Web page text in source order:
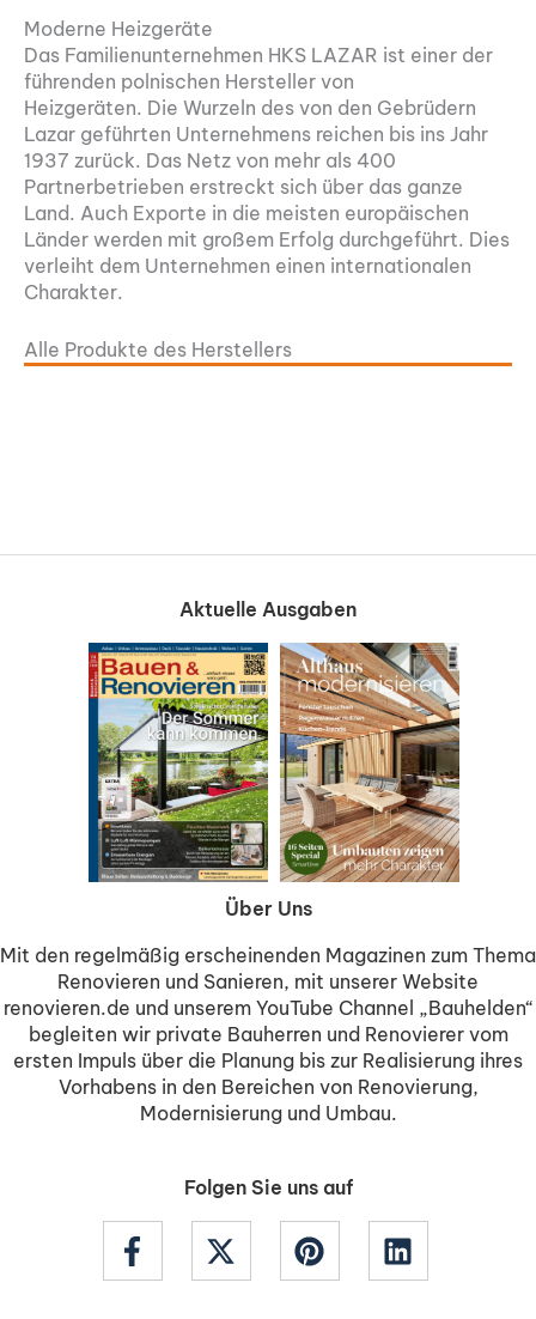
Moderne Heizgeräte
Das Familienunternehmen HKS LAZAR ist einer der
führenden polnischen Hersteller von
Heizgeräten. Die Wurzeln des von den Gebrüdern
Lazar geführten Unternehmens reichen bis ins Jahr
1937 zurück. Das Netz von mehr als 400
Partnerbetrieben erstreckt sich über das ganze
Land. Auch Exporte in die meisten europäischen
Länder werden mit großem Erfolg durchgeführt. Dies
verleiht dem Unternehmen einen internationalen
Charakter.
Alle Produkte des Herstellers
Aktuelle Ausgaben
Über Uns
Mit den regelmäßig erscheinenden Magazinen zum Thema
Renovieren und Sanieren, mit unserer Website
renovieren.de und unserem YouTube Channel „Bauhelden“
begleiten wir private Bauherren und Renovierer vom
ersten Impuls über die Planung bis zur Realisierung ihres
Vorhabens in den Bereichen von Renovierung,
Modernisierung und Umbau.
Folgen Sie uns auf